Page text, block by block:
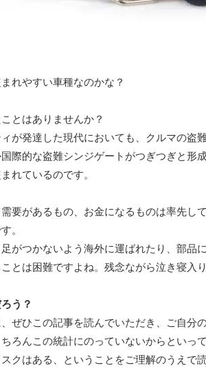
れやすい車種なのかな？
とはありませんか？
が発達した現代においても、クルマの盗
際的な盗難シンジゲートがつぎつぎと形
れているのです。
要があるもの、お金になるものは率先し
。
がつかないよう海外に運ばれたり、部品
とは困難ですよね。残念ながら泣き寝入
う？
ぜひこの記事を読んでいただき、ご自分
ろんこの統計にのっていないからといっ
クはある、ということをご理解のうえで